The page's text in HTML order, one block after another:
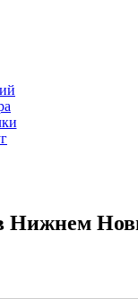
Нижнем